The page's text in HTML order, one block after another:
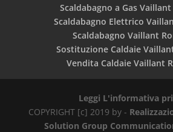
Scaldabagno a Gas Vaillant
Scaldabagno Elettrico
Scaldabagno Vaillant
Sostituzione Caldaie
Vendita Caldaie Vaillant
Leggi L'informativa
COPYRIGHT [c] 2019 by -
Solution Group